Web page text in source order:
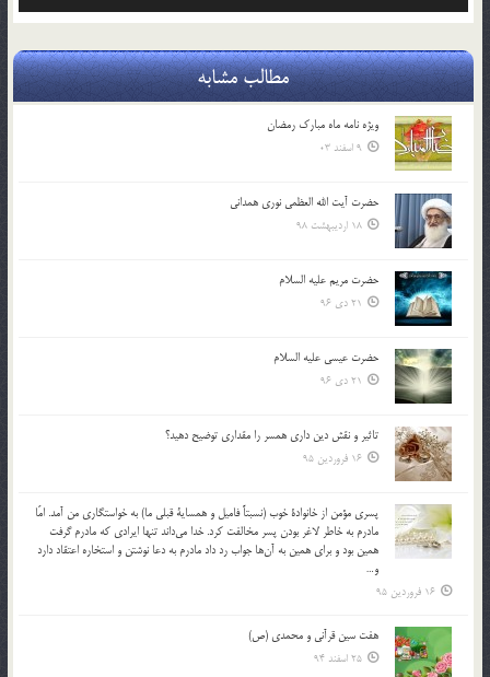
مطالب مشابه
ویژه نامه ماه مبارک رمضان
9 اسفند 03
حضرت آیت الله العظمی نوری همدانی
18 اردیبهشت 98
حضرت مریم علیه السلام
21 دی 96
حضرت عیسی علیه السلام
21 دی 96
تاثير و نقش دين داري همسر را مقداري توضيح دهيد؟
16 فروردین 95
پسري مؤمن از خانوادة خوب (نسبتاً فاميل و همساية قبلي ما) به خواستگاري من آمد. امّا
مادرم به خاطر لاغر بودن پسر مخالفت كرد. خدا مي‌داند تنها ايرادي كه مادرم گرفت
همين بود و براي همين به آن‌ها جواب رد داد مادرم به دعا نوشتن و استخاره اعتقاد دارد
و…
16 فروردین 95
هفت سین قرآنی و محمدی (ص)
25 اسفند 94